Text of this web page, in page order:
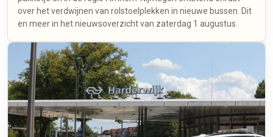
over het verdwijnen van rolstoelplekken in nieuwe bussen. Dit
en meer in het nieuwsoverzicht van zaterdag 1 augustus.